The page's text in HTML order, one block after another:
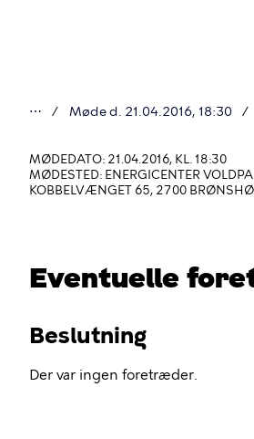
er
her
⋯ Møde d. 21.04.2016, 18:30
MØDEDATO: 21.04.2016, KL. 18:30
MØDESTED: ENERGICENTER
KOBBELVÆNGET 65, 2700
Eventuelle
Beslutning
Der var ingen foretræder.